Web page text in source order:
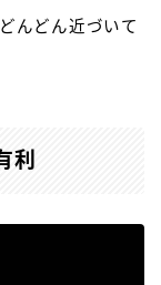
んどん近づいて
利